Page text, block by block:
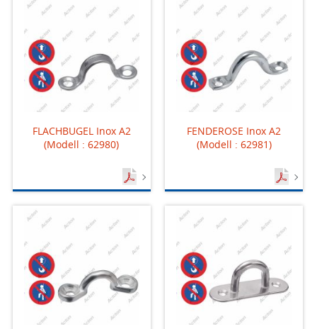
FLACHBUGEL Inox A2
(Modell : 62980)
FENDEROSE Inox A2
(Modell : 62981)